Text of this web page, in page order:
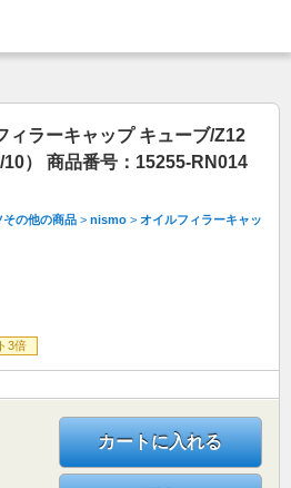
ィラーキャップ キューブ/Z12
） 商品番号：15255-RN014
の他の商品 > nismo > オイルフィラーキャッ
3倍
カートに入れる